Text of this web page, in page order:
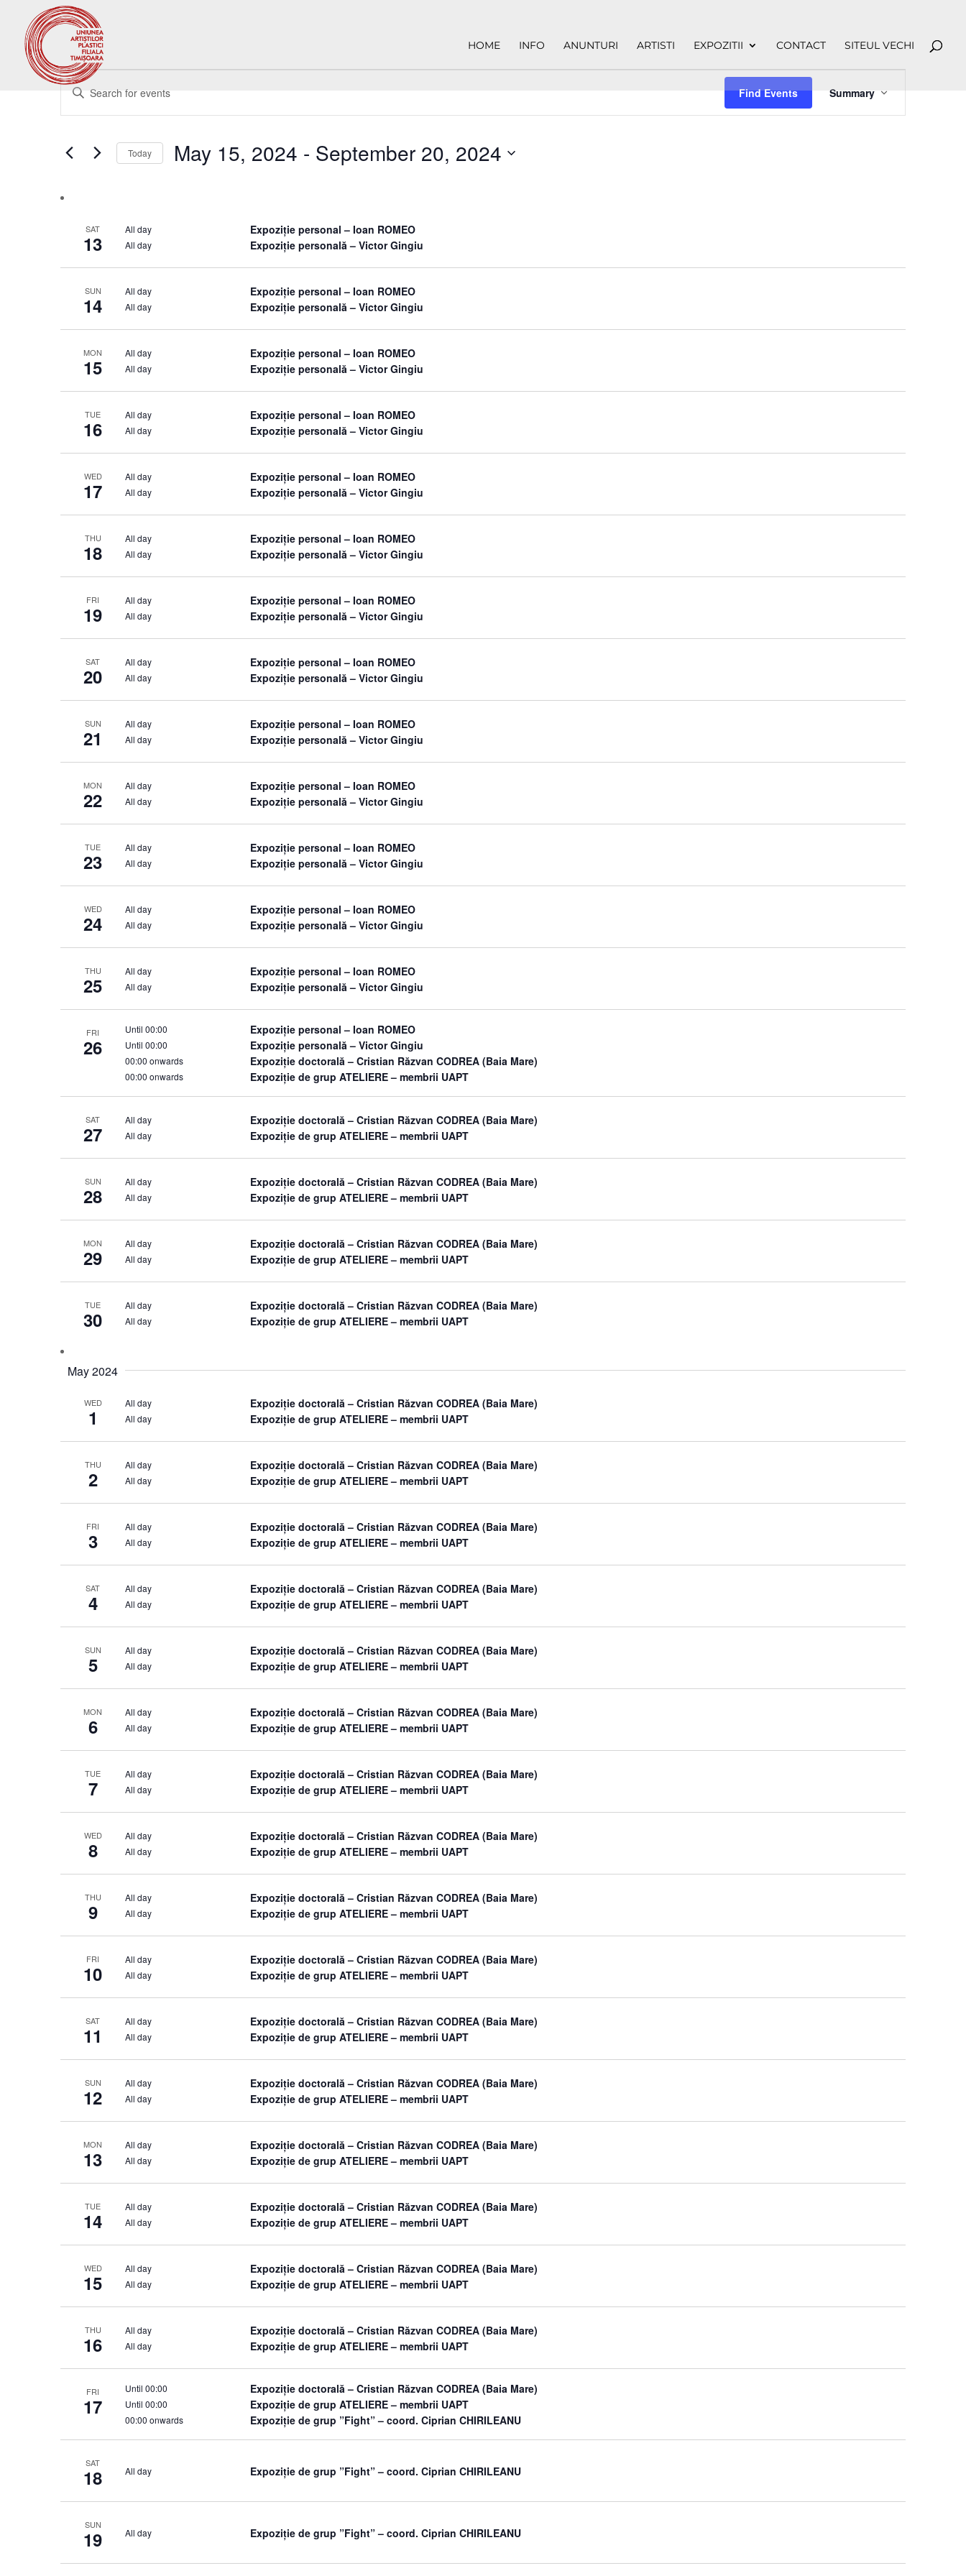
HOME INFO ANUNTURI ARTISTI EXPOZITII CONTACT SITEUL VECHI
Events
Events
Search
and
Navigation
Enter
Keyword.
Search
Events
Find Events Views
Navigation
Summary
Today May 15, 2024 - September 20, 2024
SAT
13
All day Expoziție personal – Ioan ROMEO
All day Expoziție personală – Victor Gingiu
SUN
14
All day Expoziție personal – Ioan ROMEO
All day Expoziție personală – Victor Gingiu
MON
15
All day Expoziție personal – Ioan ROMEO
All day Expoziție personală – Victor Gingiu
TUE
16
All day Expoziție personal – Ioan ROMEO
All day Expoziție personală – Victor Gingiu
WED
17
All day Expoziție personal – Ioan ROMEO
All day Expoziție personală – Victor Gingiu
THU
18
All day Expoziție personal – Ioan ROMEO
All day Expoziție personală – Victor Gingiu
FRI
19
All day Expoziție personal – Ioan ROMEO
All day Expoziție personală – Victor Gingiu
SAT
20
All day Expoziție personal – Ioan ROMEO
All day Expoziție personală – Victor Gingiu
SUN
21
All day Expoziție personal – Ioan ROMEO
All day Expoziție personală – Victor Gingiu
MON
22
All day Expoziție personal – Ioan ROMEO
All day Expoziție personală – Victor Gingiu
TUE
23
All day Expoziție personal – Ioan ROMEO
All day Expoziție personală – Victor Gingiu
WED
24
All day Expoziție personal – Ioan ROMEO
All day Expoziție personală – Victor Gingiu
THU
25
All day Expoziție personal – Ioan ROMEO
All day Expoziție personală – Victor Gingiu
FRI
26
Until 00:00 Expoziție personal – Ioan ROMEO
Until 00:00 Expoziție personală – Victor Gingiu
00:00 onwards Expoziție doctorală – Cristian Răzvan CODREA (Baia Mare)
00:00 onwards Expoziție de grup ATELIERE – membrii UAPT
SAT
27
All day Expoziție doctorală – Cristian Răzvan CODREA (Baia Mare)
All day Expoziție de grup ATELIERE – membrii UAPT
SUN
28
All day Expoziție doctorală – Cristian Răzvan CODREA (Baia Mare)
All day Expoziție de grup ATELIERE – membrii UAPT
MON
29
All day Expoziție doctorală – Cristian Răzvan CODREA (Baia Mare)
All day Expoziție de grup ATELIERE – membrii UAPT
TUE
30
All day Expoziție doctorală – Cristian Răzvan CODREA (Baia Mare)
All day Expoziție de grup ATELIERE – membrii UAPT
May 2024
WED
1
All day Expoziție doctorală – Cristian Răzvan CODREA (Baia Mare)
All day Expoziție de grup ATELIERE – membrii UAPT
THU
2
All day Expoziție doctorală – Cristian Răzvan CODREA (Baia Mare)
All day Expoziție de grup ATELIERE – membrii UAPT
FRI
3
All day Expoziție doctorală – Cristian Răzvan CODREA (Baia Mare)
All day Expoziție de grup ATELIERE – membrii UAPT
SAT
4
All day Expoziție doctorală – Cristian Răzvan CODREA (Baia Mare)
All day Expoziție de grup ATELIERE – membrii UAPT
SUN
5
All day Expoziție doctorală – Cristian Răzvan CODREA (Baia Mare)
All day Expoziție de grup ATELIERE – membrii UAPT
MON
6
All day Expoziție doctorală – Cristian Răzvan CODREA (Baia Mare)
All day Expoziție de grup ATELIERE – membrii UAPT
TUE
7
All day Expoziție doctorală – Cristian Răzvan CODREA (Baia Mare)
All day Expoziție de grup ATELIERE – membrii UAPT
WED
8
All day Expoziție doctorală – Cristian Răzvan CODREA (Baia Mare)
All day Expoziție de grup ATELIERE – membrii UAPT
THU
9
All day Expoziție doctorală – Cristian Răzvan CODREA (Baia Mare)
All day Expoziție de grup ATELIERE – membrii UAPT
FRI
10
All day Expoziție doctorală – Cristian Răzvan CODREA (Baia Mare)
All day Expoziție de grup ATELIERE – membrii UAPT
SAT
11
All day Expoziție doctorală – Cristian Răzvan CODREA (Baia Mare)
All day Expoziție de grup ATELIERE – membrii UAPT
SUN
12
All day Expoziție doctorală – Cristian Răzvan CODREA (Baia Mare)
All day Expoziție de grup ATELIERE – membrii UAPT
MON
13
All day Expoziție doctorală – Cristian Răzvan CODREA (Baia Mare)
All day Expoziție de grup ATELIERE – membrii UAPT
TUE
14
All day Expoziție doctorală – Cristian Răzvan CODREA (Baia Mare)
All day Expoziție de grup ATELIERE – membrii UAPT
WED
15
All day Expoziție doctorală – Cristian Răzvan CODREA (Baia Mare)
All day Expoziție de grup ATELIERE – membrii UAPT
THU
16
All day Expoziție doctorală – Cristian Răzvan CODREA (Baia Mare)
All day Expoziție de grup ATELIERE – membrii UAPT
FRI
17
Until 00:00 Expoziție doctorală – Cristian Răzvan CODREA (Baia Mare)
Until 00:00 Expoziție de grup ATELIERE – membrii UAPT
00:00 onwards Expoziție de grup ”Fight” – coord. Ciprian CHIRILEANU
SAT
18 All day Expoziție de grup ”Fight” – coord. Ciprian CHIRILEANU
SUN
19 All day Expoziție de grup ”Fight” – coord. Ciprian CHIRILEANU